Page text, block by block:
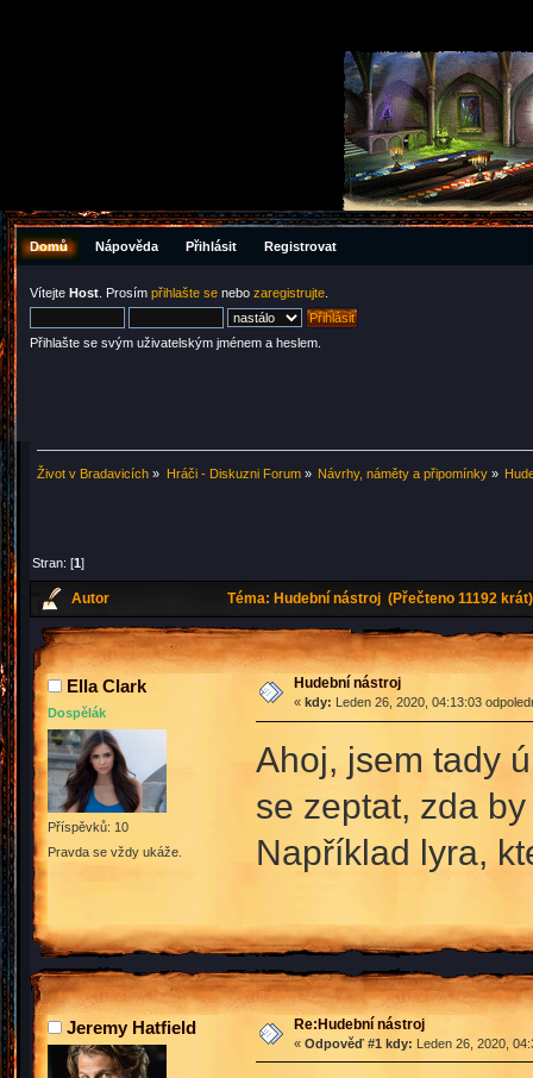
Domů Nápověda Přihlásit Registrovat
Vítejte Host . Prosím přihlašte se nebo zaregistrujte
Přihlašte se svým uživatelským jménem a heslem.
Život v Bradavicích » Hráči - Diskuzni Forum» Návrhy, náměty a připomínky»
Stran: [1]
Autor Téma: Hudební nástroj (Přečteno 11192 krát)
Ella Clark
Dospělák
Příspěvků: 10
Pravda se vždy ukáže.
Hudební nástroj
« kdy: Leden 26, 2020, 04:13:03
Ahoj, jsem tady
se zeptat, zda
Například lyra,
Jeremy Hatfield Re:Hudební nástroj
« Odpověď #1 kdy: Leden 26, 2020,